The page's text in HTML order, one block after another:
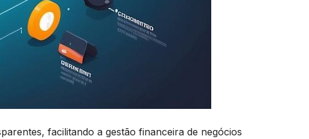
facilitando a gestão financeira de negócios